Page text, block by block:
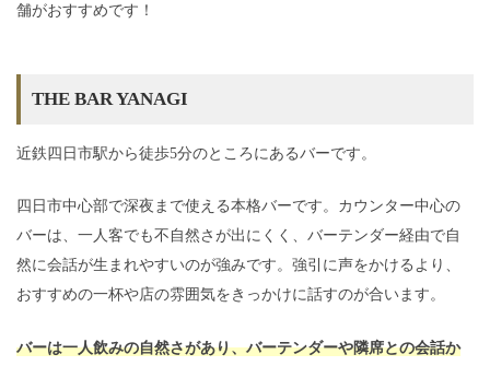
舗がおすすめです！
THE BAR YANAGI
近鉄四日市駅から徒歩5分のところにあるバーです。
四日市中心部で深夜まで使える本格バーです。カウンター中心の
バーは、一人客でも不自然さが出にくく、バーテンダー経由で自
然に会話が生まれやすいのが強みです。強引に声をかけるより、
おすすめの一杯や店の雰囲気をきっかけに話すのが合います。
バーは一人飲みの自然さがあり、バーテンダーや隣席との会話か